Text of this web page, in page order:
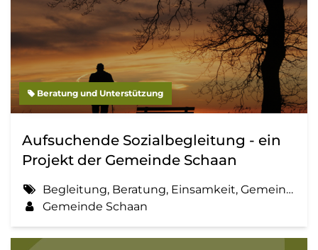
Beratung und Unterstützung
Aufsuchende Sozialbegleitung - ein
Projekt der Gemeinde Schaan
Begleitung, Beratung, Einsamkeit, Gemeinde, Information, Sozialbegleitung
Gemeinde Schaan